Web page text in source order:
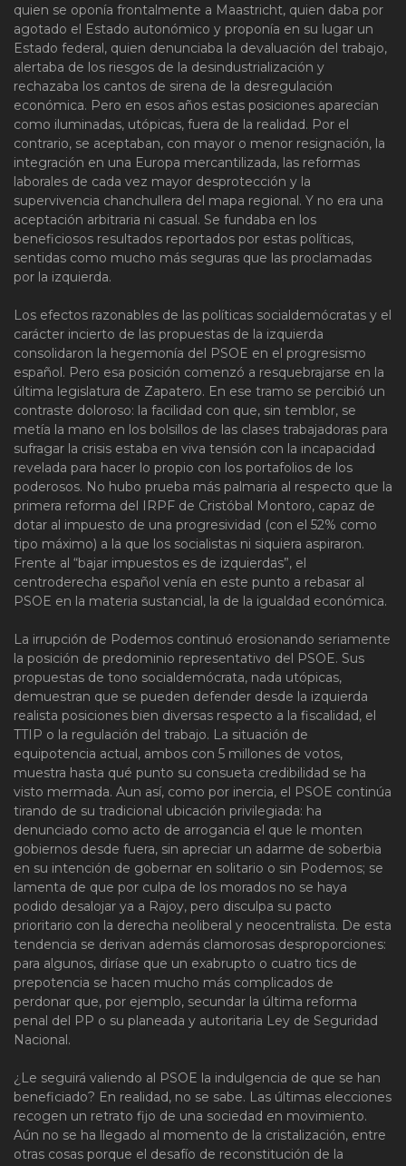
quien se oponía frontalmente a Maastricht, quien daba por
agotado el Estado autonómico y proponía en su lugar un
Estado federal, quien denunciaba la devaluación del trabajo,
alertaba de los riesgos de la desindustrialización y
rechazaba los cantos de sirena de la desregulación
económica. Pero en esos años estas posiciones aparecían
como iluminadas, utópicas, fuera de la realidad. Por el
contrario, se aceptaban, con mayor o menor resignación, la
integración en una Europa mercantilizada, las reformas
laborales de cada vez mayor desprotección y la
supervivencia chanchullera del mapa regional. Y no era una
aceptación arbitraria ni casual. Se fundaba en los
beneficiosos resultados reportados por estas políticas,
sentidas como mucho más seguras que las proclamadas
por la izquierda.
Los efectos razonables de las políticas socialdemócratas y el
carácter incierto de las propuestas de la izquierda
consolidaron la hegemonía del PSOE en el progresismo
español. Pero esa posición comenzó a resquebrajarse en la
última legislatura de Zapatero. En ese tramo se percibió un
contraste doloroso: la facilidad con que, sin temblor, se
metía la mano en los bolsillos de las clases trabajadoras para
sufragar la crisis estaba en viva tensión con la incapacidad
revelada para hacer lo propio con los portafolios de los
poderosos. No hubo prueba más palmaria al respecto que la
primera reforma del IRPF de Cristóbal Montoro, capaz de
dotar al impuesto de una progresividad (con el 52% como
tipo máximo) a la que los socialistas ni siquiera aspiraron.
Frente al “bajar impuestos es de izquierdas”, el
centroderecha español venía en este punto a rebasar al
PSOE en la materia sustancial, la de la igualdad económica.
La irrupción de Podemos continuó erosionando seriamente
la posición de predominio representativo del PSOE. Sus
propuestas de tono socialdemócrata, nada utópicas,
demuestran que se pueden defender desde la izquierda
realista posiciones bien diversas respecto a la fiscalidad, el
TTIP o la regulación del trabajo. La situación de
equipotencia actual, ambos con 5 millones de votos,
muestra hasta qué punto su consueta credibilidad se ha
visto mermada. Aun así, como por inercia, el PSOE continúa
tirando de su tradicional ubicación privilegiada: ha
denunciado como acto de arrogancia el que le monten
gobiernos desde fuera, sin apreciar un adarme de soberbia
en su intención de gobernar en solitario o sin Podemos; se
lamenta de que por culpa de los morados no se haya
podido desalojar ya a Rajoy, pero disculpa su pacto
prioritario con la derecha neoliberal y neocentralista. De esta
tendencia se derivan además clamorosas desproporciones:
para algunos, diríase que un exabrupto o cuatro tics de
prepotencia se hacen mucho más complicados de
perdonar que, por ejemplo, secundar la última reforma
penal del PP o su planeada y autoritaria Ley de Seguridad
Nacional.
¿Le seguirá valiendo al PSOE la indulgencia de que se han
beneficiado? En realidad, no se sabe. Las últimas elecciones
recogen un retrato fijo de una sociedad en movimiento.
Aún no se ha llegado al momento de la cristalización, entre
otras cosas porque el desafío de reconstitución de la